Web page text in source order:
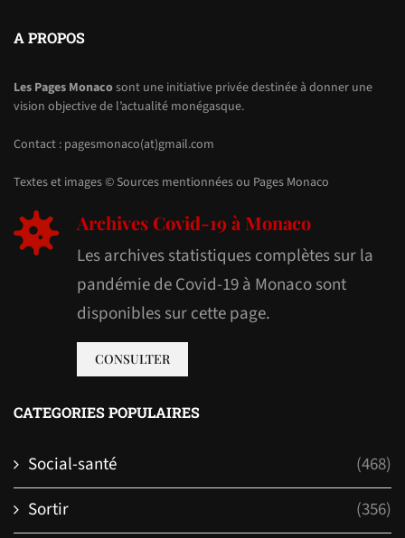
A PROPOS
Les Pages Monacosont une initiative privée destinée à donner une
vision objective de l’actualité monégasque.
Contact : pagesmonaco(at)gmail.com
Textes et images © Sources mentionnées ou Pages Monaco
Archives Covid-19 à Monaco
Les archives statistiques complètes sur la
pandémie de Covid-19 à Monaco sont
disponibles sur cette page.
CONSULTER
CATEGORIES POPULAIRES
Social-santé
(468)
Sortir
(356)